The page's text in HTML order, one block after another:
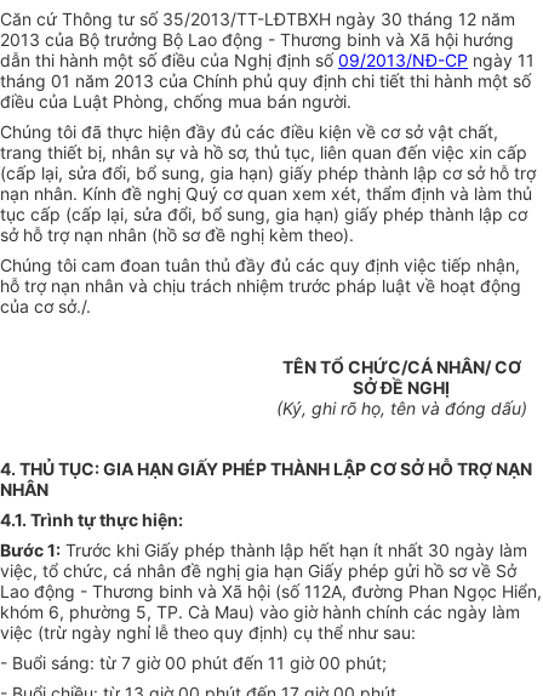
Căn cứ Thông tư số 35/2013/TT-LĐTBXH ngày 30 tháng 12 năm
2013 của Bộ trưởng Bộ Lao động - Thương binh và Xã hội hướng
dẫn thi hành một số điều của Nghị định số09/2013/NĐ-CP ngày 11
tháng 01 năm 2013 của Chính phủ quy định chi tiết thi hành một số
điều của Luật Phòng, chống mua bán người.
Chúng tôi đã thực hiện đầy đủ các điều kiện về cơ sở vật chất,
trang thiết bị, nhân sự và hồ sơ, thủ tục, liên quan đến việc xin cấp
(cấp lại, sửa đổi, bổ sung, gia hạn) giấy phép thành lập cơ sở hỗ trợ
nạn nhân. Kính đề nghị Quý cơ quan xem xét, thẩm định và làm thủ
tục cấp (cấp lại, sửa đổi, bổ sung, gia hạn) giấy phép thành lập cơ
sở hỗ trợ nạn nhân (hồ sơ đề nghị kèm theo).
Chúng tôi cam đoan tuân thủ đầy đủ các quy định việc tiếp nhận,
hỗ trợnạn nhân và chịu trách nhiệm trước pháp luật về hoạt động
của cơ sở./.
TÊN TỔ CHỨC/CÁ NHÂN/ CƠ
SỞ ĐỀ NGHỊ
(Ký, ghi rõ họ, tên và đóng dấu)
4. THỦ TỤC: GIA HẠN GIẤY PHÉP THÀNH LẬP CƠ SỞ HỖ TRỢ NẠN
NHÂN
4.1. Trình tựthực hiện:
Bước 1: Trước khi Giấy phép thành lập hết hạn ít nhất 30 ngày làm
việc, tổ chức, cá nhân đề nghị gia hạn Giấy phép gửi hồ sơ về Sở
Lao động - Thương binh và Xã hội (số 112A, đường Phan Ngọc Hiển,
khóm 6, phường 5, TP. Cà Mau) vào giờ hành chính các ngày làm
việc (trừ ngày nghỉ lễ theo quy định) cụ thể như sau:
- Buổi sáng: từ 7 giờ 00 phút đến 11 giờ 00 phút;